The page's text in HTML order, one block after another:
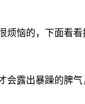
恼的，下面看看
露出暴躁的脾